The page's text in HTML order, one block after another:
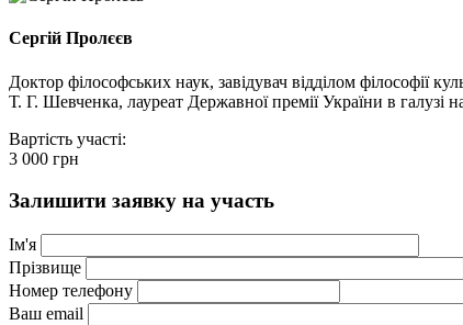
Сергій Пролєєв
Доктор філософських наук, завідувач відділом філософії
Т. Г. Шевченка, лауреат Державної премії України в галузі
Вартість участі:
3 000 грн
Залишити заявку на участь
Iм'я
Прiзвище
Номер телефону
Ваш email